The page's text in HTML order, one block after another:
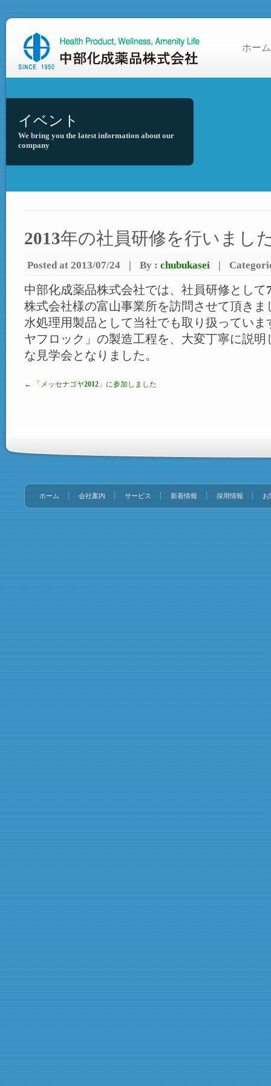
ホーム
イベント
We bring you the latest information about our
company
2013年の社員研修を行いまし
Posted at 2013/07/24 | By : chubukasei |
中部化成薬品株式会社では、社員研修として
株式会社様の富山事業所を訪問させて頂きま
水処理用製品として当社でも取り扱ってい
ヤフロック」の製造工程を、大変丁寧に説
な見学会となりました。
← 「メッセナゴヤ2012」に参加しました
ホーム 会社案内 サービス 新着情報 採用情報 お